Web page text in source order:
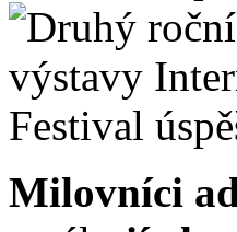
Milovníci